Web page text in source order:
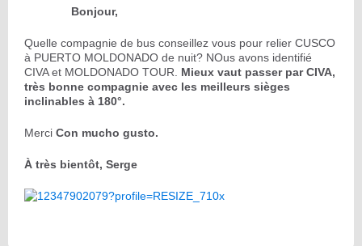
Bonjour,
Quelle compagnie de bus conseillez vous pour relier CUSCO
à PUERTO MOLDONADO de nuit? NOus avons identifié
CIVA et MOLDONADO TOUR. Mieux vaut passer par CIVA,
très bonne compagnie avec les meilleurs sièges
inclinables à 180°.
Merci Con mucho gusto.
À très bientôt, Serge